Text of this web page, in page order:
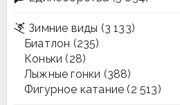
Зимние виды (3 133)
Биатлон (235)
Коньки (28)
Лыжные гонки (388)
Фигурное катание (2 513)